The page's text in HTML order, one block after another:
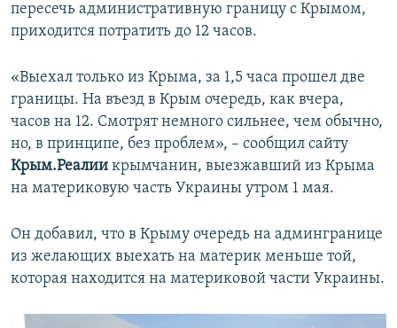
пересечь административную границу с Крымом,
приходится потратить до 12 часов.
«Выехал только из Крыма, за 1,5 часа прошел две
границы. На въезд в Крым очередь, как вчера,
часов на 12. Смотрят немного сильнее, чем обычно,
но, в принципе, без проблем», – сообщил сайту
Крым.Реалии крымчанин, выезжавший из Крыма
на материковую часть Украины утром 1 мая.
Он добавил, что в Крыму очередь на админгранице
из желающих выехать на материк меньше той,
которая находится на материковой части Украины.